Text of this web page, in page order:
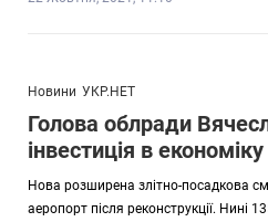
Новини УКР.НЕТ
Голова облради
інвестиція в
Нова розширена злітно-посадкова
аеропорт після реконструкції. Нині